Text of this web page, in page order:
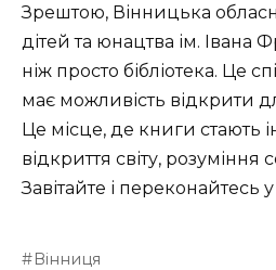
Зрештою, Вінницька
дітей та юнацтва ім. Івана
ніж просто бібліотека. Це
має можливість відкрити
Це місце, де книги стають
відкриття світу, розуміння
Завітайте і переконайтесь
Вінниця